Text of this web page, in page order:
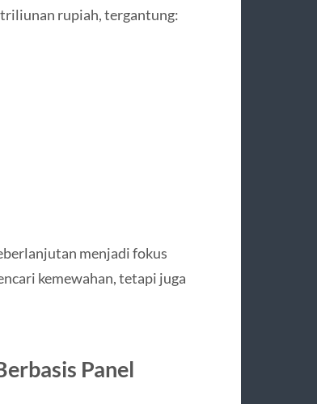
rupiah, tergantung:
menjadi fokus
kemewahan, tetapi juga
Panel